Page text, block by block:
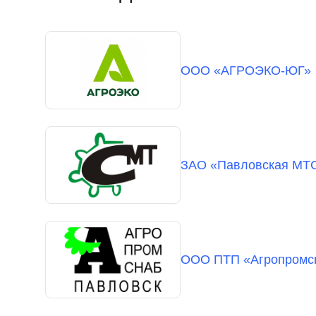
ООО «АГРОЭКО-ЮГ»
ЗАО «Павловская
ООО ПТП